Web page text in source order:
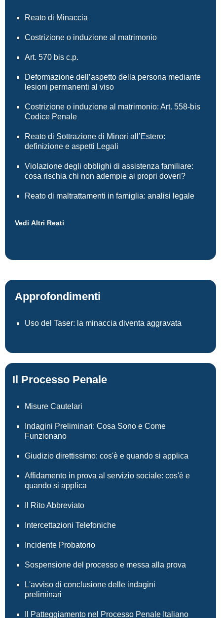
Il Processo Penale
Misure Cautelari
Indagini Preliminari: Cosa Sono e Come
Funzionano
Giudizio direttissimo: cos'è e quando si applica
Affidamento in prova al servizio sociale: cos'è e
quando si applica
Il Rito Abbreviato
Intercettazioni Telefoniche
Incidente Probatorio
Sospensione del processo e messa alla prova
L'avviso di conclusione delle indagini
preliminari
Il Patteggiamento nel Processo Penale Italiano
Reato di Minaccia
Costrizione o induzione al matrimonio
Art. 570 bis c.p.
Deformazione dell’aspetto della persona mediante
lesioni permanenti al viso
Costrizione o induzione al matrimonio: Art. 558-bis
Codice Penale
Reato di Sottrazione di Minori all’Estero:
definizione e aspetti Legali
Violazione degli obblighi di assistenza familiare:
cosa rischia chi non adempie ai propri doveri?
Reato di maltrattamenti in famiglia: analisi legale
Vedi Altri Reati
Approfondimenti
Uso del Taser: la minaccia diventa aggravata